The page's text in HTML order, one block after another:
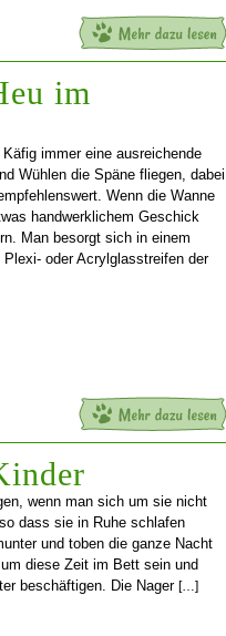
im
immer eine ausreichende
Wühlen die Späne fliegen, dabei
Wenn die Wanne
handwerklichem Geschick
Man besorgt sich in einem
oder Acrylglasstreifen der
wenn man sich um sie nicht
dass sie in Ruhe schlafen
und toben die ganze Nacht
diese Zeit im Bett sein und
beschäftigen. Die Nager […]